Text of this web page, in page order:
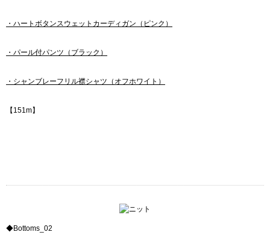
・ハートボタンスウェットカーディガン（ピンク）
・パール付パンツ（ブラック）
・シャンブレーフリル襟シャツ（オフホワイト）
【151m】
◆Bottoms_02